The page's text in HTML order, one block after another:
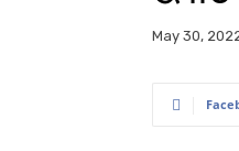
May 30,